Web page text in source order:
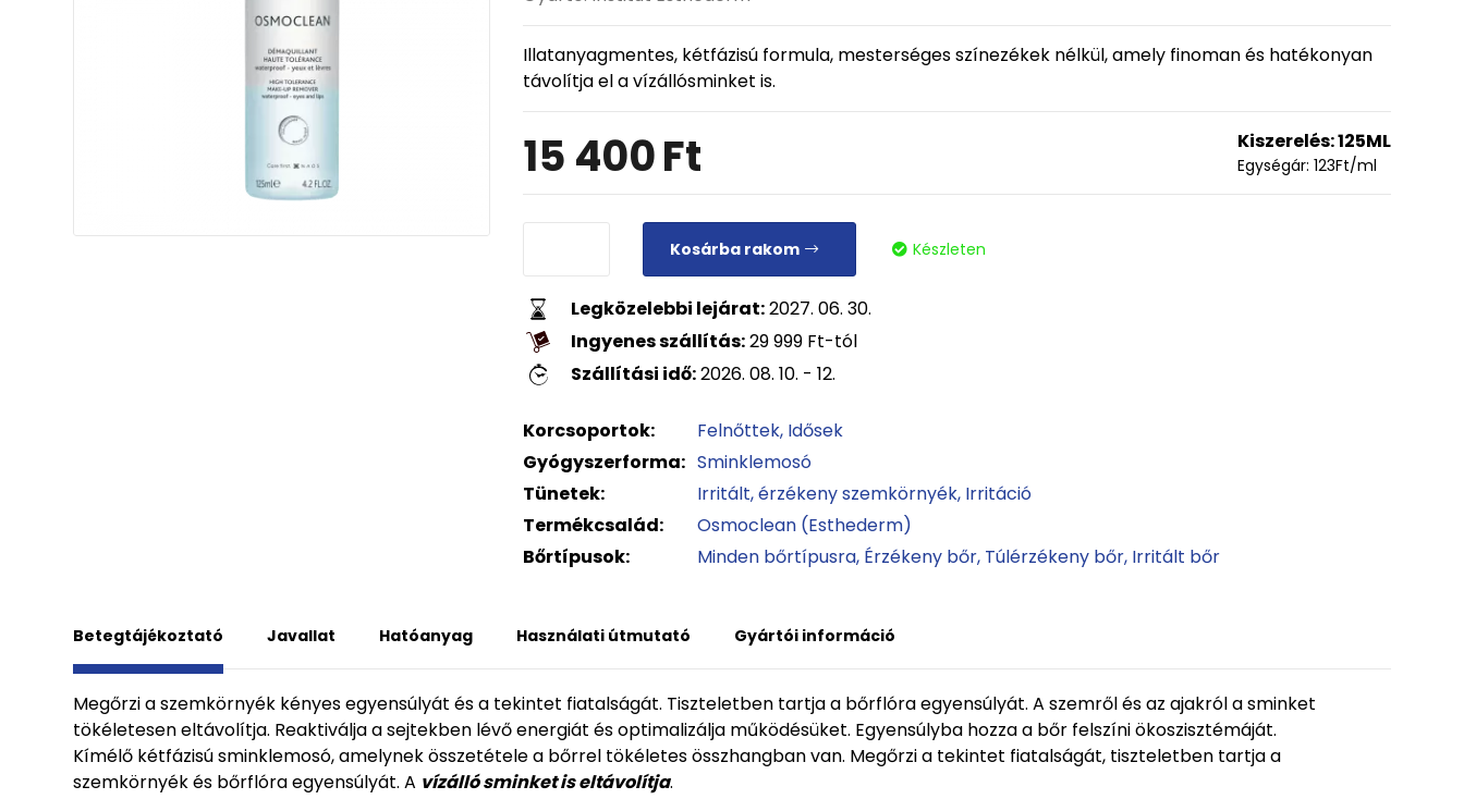
Illatanyagmentes, kétfázisú formula, mesterséges színezékek nélkül, amely finoman és hatékonyan
távolítja el a vízállósminket is.
15 400Ft Kiszerelés:125ML
Egységár: 123Ft/ml
Kosárba rakom Készleten
Legközelebbi lejárat:2027. 06. 30.
Ingyenes szállítás:29 999 Ft-tól
Szállítási idő:2026. 08. 10. - 12.
Korcsoportok: Felnőttek Idősek
Gyógyszerforma: Sminklemosó
Tünetek:
Irritált, érzékeny szemkörnyék Irritáció
Termékcsalád:
Osmoclean (Esthederm)
Bőrtípusok:
Minden bőrtípusra Érzékeny bőr Túlérzékeny bőr Irritált bőr
Betegtájékoztató Javallat Hatóanyag Használati útmutató Gyártói információ
Megőrzi a szemkörnyék kényes egyensúlyát és a tekintet fiatalságát. Tiszteletben tartja a bőrflóra egyensúlyát. A szemről és az ajakról a sminket
tökéletesen eltávolítja. Reaktiválja a sejtekben lévő energiát és optimalizálja működésüket. Egyensúlyba hozza a bőr felszíni ökoszisztémáját.
Kímélő kétfázisú sminklemosó, amelynek összetétele a bőrrel tökéletes összhangban van. Megőrzi a tekintet fiatalságát, tiszteletben tartja a
szemkörnyék és bőrflóra egyensúlyát. A vízálló sminket is eltávolítja.